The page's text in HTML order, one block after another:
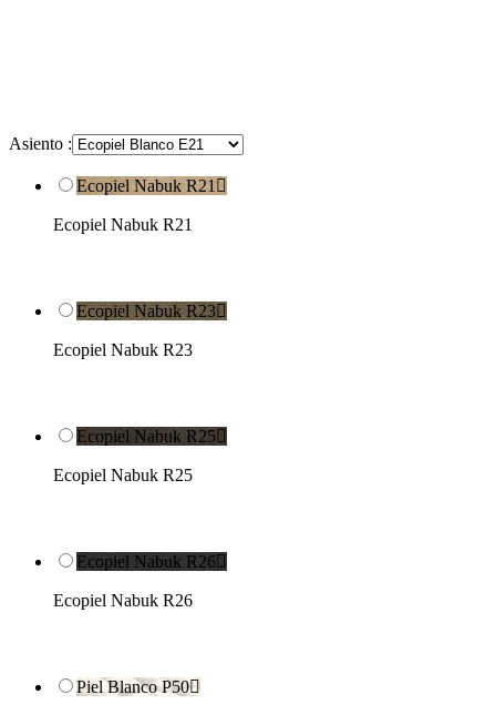
Asiento :
Ecopiel Nabuk R21 
Ecopiel Nabuk R21
Ecopiel Nabuk R23
Ecopiel Nabuk R23
Ecopiel Nabuk R25
Ecopiel Nabuk R25
Ecopiel Nabuk R26
Ecopiel Nabuk R26
Piel Blanco P50